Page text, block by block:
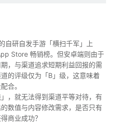
自研自发手游「横扫千军」上
Store 畅销榜。但安卓端则由于
，与渠道追求短期利益回报的需
的评级仅为「B」级，这意味着
合。
，就无法得到渠道平等对待，有
数值与内容修改需求，是否只有
商业成功？